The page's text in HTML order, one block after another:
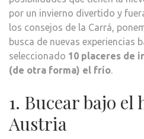
por un invierno divertido y
los consejos de la Carrá,
busca de nuevas experiencias
seleccionado 10 placeres de
(de otra forma) el frío.
1. Bucear bajo el
Austria